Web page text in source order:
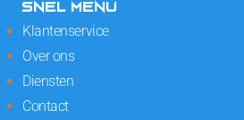
SNEL MENU
Klantenservice
Over ons
Diensten
Contact